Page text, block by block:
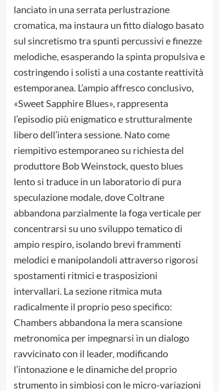
lanciato in una serrata perlustrazione
cromatica, ma instaura un fitto dialogo basato
sul sincretismo tra spunti percussivi e finezze
melodiche, esasperando la spinta propulsiva e
costringendo i solisti a una costante reattività
estemporanea. L’ampio affresco conclusivo,
«Sweet Sapphire Blues», rappresenta
l’episodio più enigmatico e strutturalmente
libero dell’intera sessione. Nato come
riempitivo estemporaneo su richiesta del
produttore Bob Weinstock, questo blues
lento si traduce in un laboratorio di pura
speculazione modale, dove Coltrane
abbandona parzialmente la foga verticale per
concentrarsi su uno sviluppo tematico di
ampio respiro, isolando brevi frammenti
melodici e manipolandoli attraverso rigorosi
spostamenti ritmici e trasposizioni
intervallari. La sezione ritmica muta
radicalmente il proprio peso specifico:
Chambers abbandona la mera scansione
metronomica per impegnarsi in un dialogo
ravvicinato con il leader, modificando
l’intonazione e le dinamiche del proprio
strumento in simbiosi con le micro-variazioni